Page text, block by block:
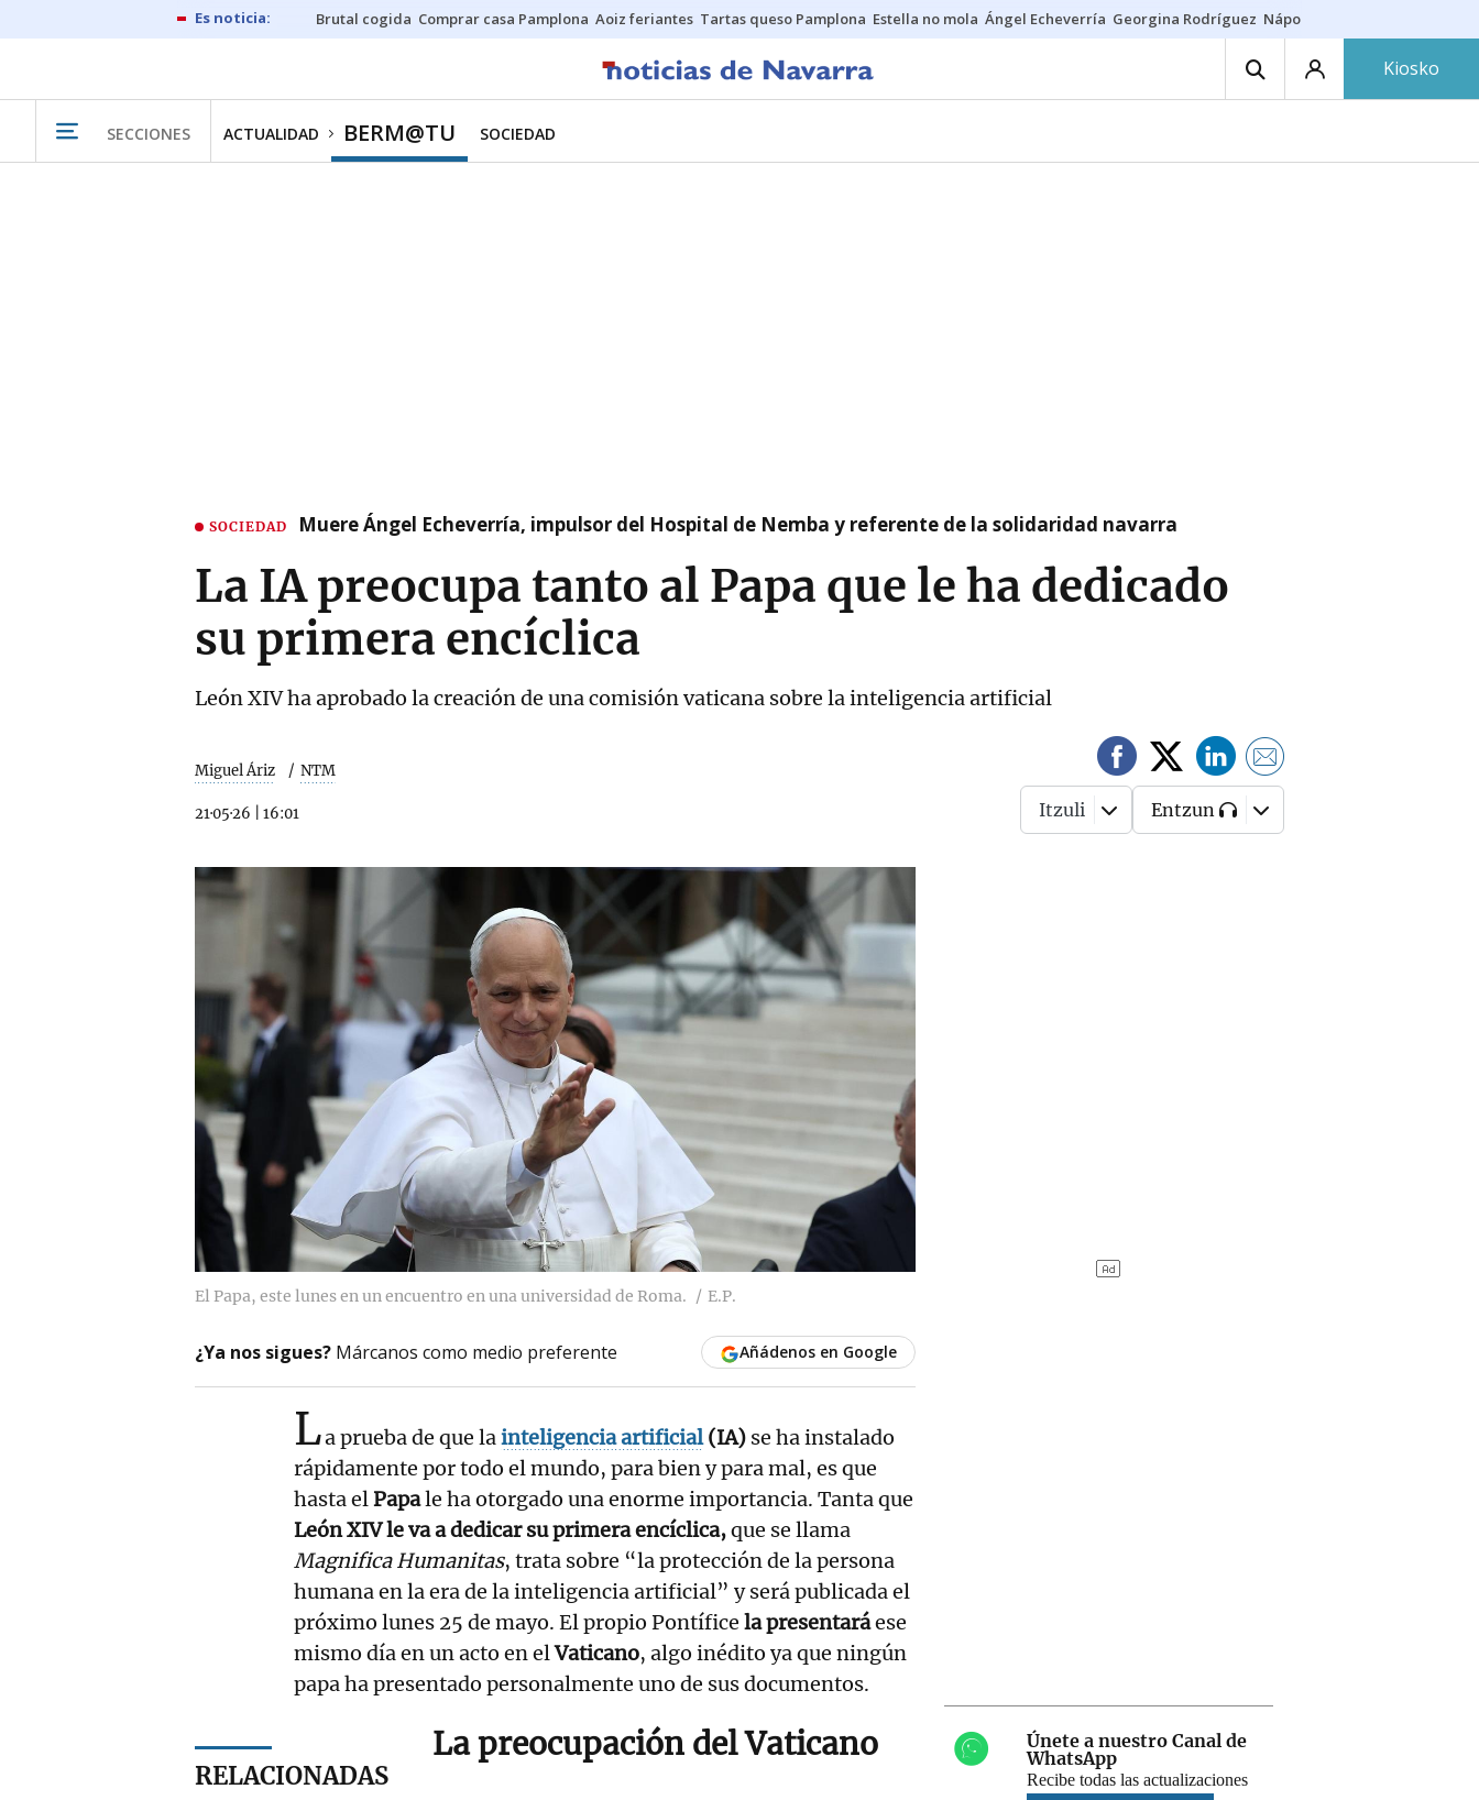
Brutal cogida Comprar casa Pamplona Aoiz feriantes Tartas queso Pamplona Estella no mola Ángel Echeverría Georgina Rodríguez Nápoles - Osasuna
Kiosko
SECCIONES ACTUALIDAD BERM@TU SOCIEDAD
SOCIEDAD Muere Ángel Echeverría, impulsor del Hospital de Nemba y referente de la solidaridad navarra
La IA preocupa tanto al Papa que le ha dedicado
su primera encíclica
León XIV ha aprobado la creación de una comisión vaticana sobre la inteligencia artificial
Miguel Áriz NTM
21·05·26 16:01 Itzuli Entzun
El Papa, este lunes en un encuentro en una universidad de Roma. E.P.
¿Ya nos sigues? Márcanos como medio preferente Añádenos en Google
La prueba de que lainteligencia artificial(IA) se ha instalado
rápidamente por todo el mundo, para bien y para mal, es que
hasta elPapale ha otorgado una enorme importancia. Tanta que
León XIV le va a dedicar su primera encíclica,que se llama
Magnifica Humanitas, trata sobre “la protección de la persona
humana en la era de la inteligencia artificial” y será publicada el
próximo lunes 25 de mayo. El propio Pontífice la presentaráese
mismo día en un acto en elVaticano, algo inédito ya que ningún
papa ha presentado personalmente uno de sus documentos.
RELACIONADAS
La preocupación del Vaticano
Únete a nuestro Canal de
WhatsApp
Recibe todas las actualizaciones